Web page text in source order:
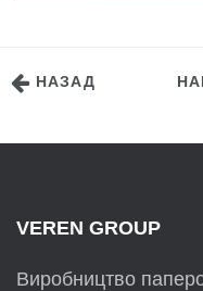
НАЗАД
VEREN GROUP
Виробництво